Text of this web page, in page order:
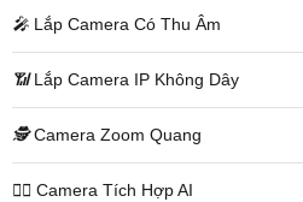
️🎤️ Lắp Camera Có Thu Âm
📶Lắp Camera IP Không Dây
🕵️Camera Zoom Quang
🧛‍♀️ Camera Tích Hợp AI